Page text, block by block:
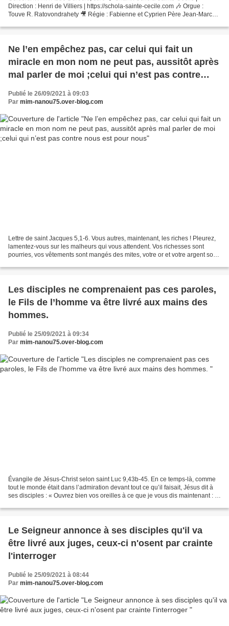
Direction : Henri de Villiers | https://schola-sainte-cecile.com 🎶 Orgue :
Touve R. Ratovondrahety 🎥 Régie : Fabienne et Cyprien Père Jean-Marcel
Ne l’en empêchez pas, car celui qui fait un
miracle en mon nom ne peut pas, aussitôt après
mal parler de moi ;celui qui n’est pas contre
Publié le 26/09/2021 à 09:03
Par mim-nanou75.over-blog.com
Lettre de saint Jacques 5,1-6. Vous autres, maintenant, les riches ! Pleurez,
lamentez-vous sur les malheurs qui vous attendent. Vos richesses sont
pourries, vos vêtements sont mangés des mites, votre or et votre argent sont
Les disciples ne comprenaient pas ces paroles,
le Fils de l’homme va être livré aux mains des
hommes.
Publié le 25/09/2021 à 09:34
Par mim-nanou75.over-blog.com
Évangile de Jésus-Christ selon saint Luc 9,43b-45. En ce temps-là, comme
tout le monde était dans l’admiration devant tout ce qu’il faisait, Jésus dit à
ses disciples : « Ouvrez bien vos oreilles à ce que je vous dis maintenant : le
Le Seigneur annonce à ses disciples qu'il va
être livré aux juges, ceux-ci n'osent par crainte
l'interroger
Publié le 25/09/2021 à 08:44
Par mim-nanou75.over-blog.com